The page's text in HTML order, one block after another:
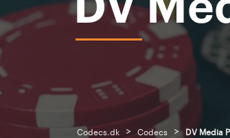
Codecs.dk > Codecs > DV Media